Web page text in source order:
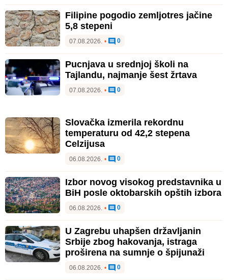
Filipine pogodio zemljotres jačine
5,8 stepeni
07.08.2026. • 0
Pucnjava u srednjoj školi na
Tajlandu, najmanje šest žrtava
07.08.2026. • 0
Slovačka izmerila rekordnu
temperaturu od 42,2 stepena
Celzijusa
06.08.2026. • 0
Izbor novog visokog predstavnika u
BiH posle oktobarskih opštih izbora
06.08.2026. • 0
U Zagrebu uhapšen državljanin
Srbije zbog hakovanja, istraga
proširena na sumnje o špijunaži
06.08.2026. • 0